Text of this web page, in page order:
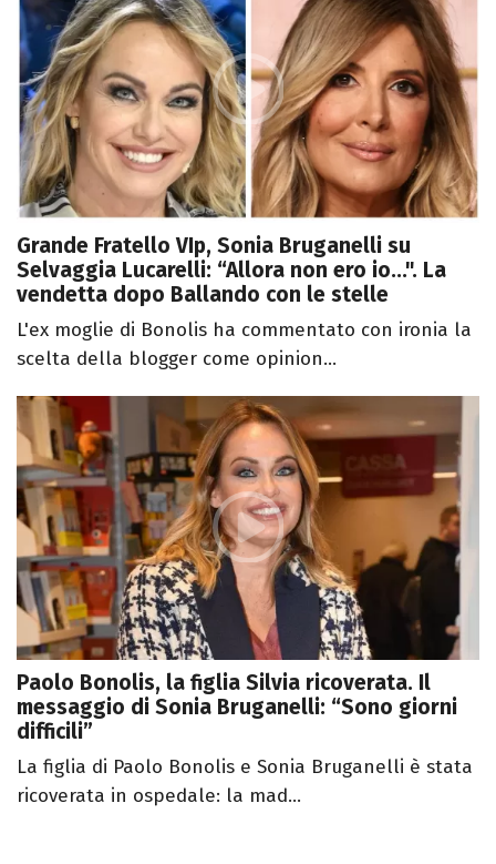
Grande Fratello VIp, Sonia Bruganelli su
Selvaggia Lucarelli: “Allora non ero io...". La
vendetta dopo Ballando con le stelle
L'ex moglie di Bonolis ha commentato con ironia la
scelta della blogger come opinion...
Paolo Bonolis, la figlia Silvia ricoverata. Il
messaggio di Sonia Bruganelli: “Sono giorni
difficili”
La figlia di Paolo Bonolis e Sonia Bruganelli è stata
ricoverata in ospedale: la mad...